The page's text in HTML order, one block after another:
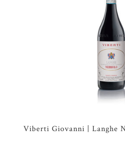
Viberti Giovanni | Langhe